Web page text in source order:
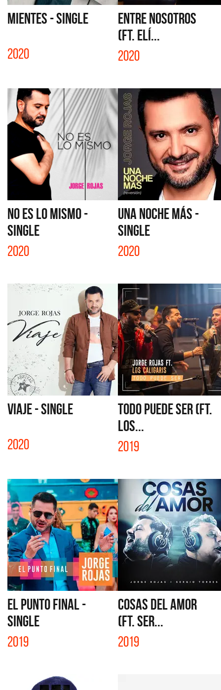
MIENTES - SINGLE
2020
ENTRE NOSOTROS
(FT. ELÍ...
2020
NO ES LO MISMO -
SINGLE
2020
UNA NOCHE MÁS -
SINGLE
2020
VIAJE - SINGLE
2020
TODO PUEDE SER (FT.
LOS...
2019
EL PUNTO FINAL -
SINGLE
2019
COSAS DEL AMOR
(FT. SER...
2019